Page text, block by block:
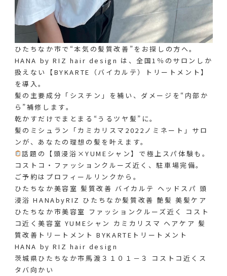
ひたちなか市で“本気の髪質改善”をお探しの方へ。
HANA by RIZ hair design は、全国1％のサロンしか
扱えない【BYKARTE（バイカルテ）トリートメント】
を導入。
髪の主要成分「シスチン」を補い、ダメージを“内部か
ら”補修します。
乾かすだけでまとまる“うるツヤ髪”に。
髪のミシュラン「カミカリスマ2022ノミネート」サロ
ンが、あなたの理想の髪を叶えます。
話題の【頭浸浴×YUMEシャン】で極上スパ体験も。
コストコ・ファッションクルーズ近く、駐車場完備。
ご予約はプロフィールリンクから。
ひたちなか美容室 髪質改善 バイカルテ ヘッドスパ 頭
浸浴 HANAbyRIZ ひたちなか髪質改善 艶髪 美髪ケア
ひたちなか市美容室 ファッションクルーズ近く コスト
コ近く美容室 YUMEシャン カミカリスマ ヘアケア 髪
質改善トリートメント BYKARTEトリートメント
HANA by RIZ hair design
茨城県ひたちなか市馬渡３１０１－３ コストコ近くス
タバ向かい